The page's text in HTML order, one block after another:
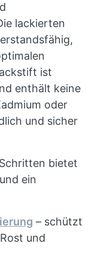
lackierten
ist
enthält keine
oder
und sicher
bietet
ein
– schützt
und